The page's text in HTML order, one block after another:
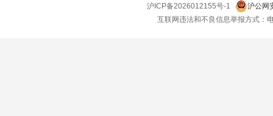
沪ICP备2026012155号-1
沪公网
互联网违法和不良信息举报方式：